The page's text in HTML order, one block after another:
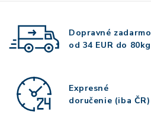
Dopravné zadarmo
od 34 EUR do 80kg
Expresné
doručenie (iba ČR)